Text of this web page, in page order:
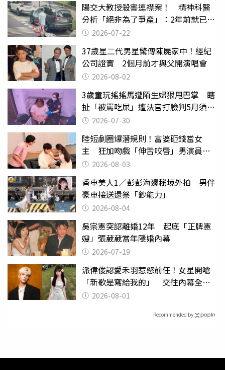
陽交大教授殺害連襟案！ 精神科醫
分析「絕非為了爭產」：2年前就已言
行詭異
2026-07-22
37歲星二代男星驚傳陳屍家中！經紀
公司證實 2個月前才與父開演唱會
2026-08-02
3歲童玩搖搖馬遭陌生婦狠甩巴掌 瞎
扯「被罵吃屎」遭法官打臉判5月須入
監 2026-07-30
陸短劇圈爆潛規則！富婆砸錢當女
主 狂加吻戲「伸舌咬唇」男演員崩
潰 2026-08-03
香車美人1／彭彭海邊秘境外拍 男伴
豪車接送還祭「鈔能力」
2026-08-04
吳宗憲突認離婚12年 起底「正牌憲
嫂」張葳葳當年隱婚內幕
2026-07-19
派偉俊認愛禾羽惹怒前任！女星開嗆
「新歌是寫給我的」 交往內幕全說
了 2026-08-01
Recommended by